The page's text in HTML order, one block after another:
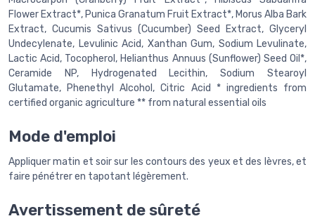
Flower Extract*, Punica Granatum Fruit Extract*, Morus Alba Bark
Extract, Cucumis Sativus (Cucumber) Seed Extract, Glyceryl
Undecylenate, Levulinic Acid, Xanthan Gum, Sodium Levulinate,
Lactic Acid, Tocopherol, Helianthus Annuus (Sunflower) Seed Oil*,
Ceramide NP, Hydrogenated Lecithin, Sodium Stearoyl
Glutamate, Phenethyl Alcohol, Citric Acid * ingredients from
certified organic agriculture ** from natural essential oils
Mode d'emploi
Appliquer matin et soir sur les contours des yeux et des lèvres, et
faire pénétrer en tapotant légèrement.
Avertissement de sûreté